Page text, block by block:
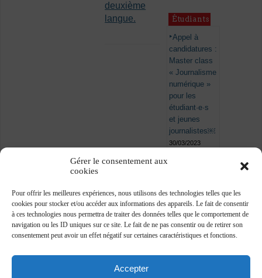
Gérer le consentement aux
cookies
Pour offrir les meilleures expériences, nous utilisons des technologies telles que les
cookies pour stocker et/ou accéder aux informations des appareils. Le fait de consentir
à ces technologies nous permettra de traiter des données telles que le comportement de
navigation ou les ID uniques sur ce site. Le fait de ne pas consentir ou de retirer son
consentement peut avoir un effet négatif sur certaines caractéristiques et fonctions.
Accepter
deuxième
langue.
Étudiants
Appel à
candidatures :
Master class
« Journalisme
numérique »
pour les
étudiant·e·s
et jeunes
journalistes￼
30/03/2023